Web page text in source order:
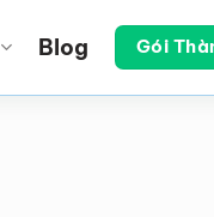
Blog Gói